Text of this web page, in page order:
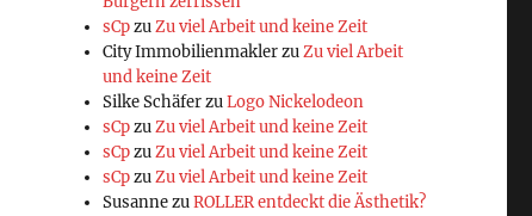
sCpzuZu viel Arbeit und keine Zeit
City ImmobilienmaklerzuZu viel Arbeit
und keine Zeit
Silke SchäferzuLogo Nickelodeon
sCpzuZu viel Arbeit und keine Zeit
sCpzuZu viel Arbeit und keine Zeit
sCpzuZu viel Arbeit und keine Zeit
SusannezuROLLER entdeckt die Ästhetik?